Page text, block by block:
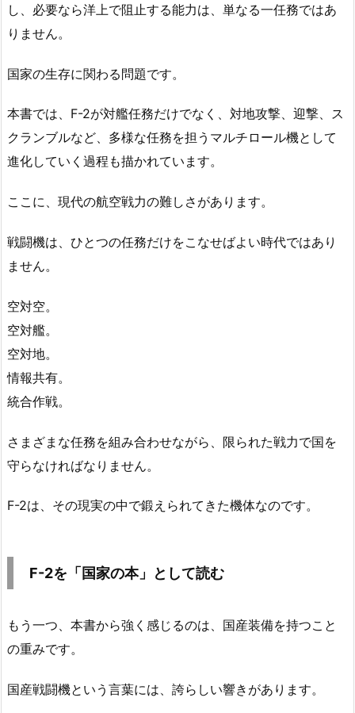
し、必要なら洋上で阻止する能力は、単なる一任務ではあ
りません。
国家の生存に関わる問題です。
本書では、F-2が対艦任務だけでなく、対地攻撃、迎撃、ス
クランブルなど、多様な任務を担うマルチロール機として
進化していく過程も描かれています。
ここに、現代の航空戦力の難しさがあります。
戦闘機は、ひとつの任務だけをこなせばよい時代ではあり
ません。
空対空。
空対艦。
空対地。
情報共有。
統合作戦。
さまざまな任務を組み合わせながら、限られた戦力で国を
守らなければなりません。
F-2は、その現実の中で鍛えられてきた機体なのです。
F-2を「国家の本」として読む
もう一つ、本書から強く感じるのは、国産装備を持つこと
の重みです。
国産戦闘機という言葉には、誇らしい響きがあります。